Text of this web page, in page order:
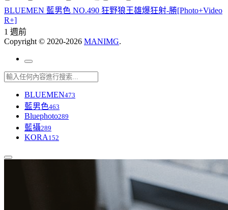
BLUEMEN 藍男色 NO.490 狂野狼王雄爆狂射-勝[Photo+Video
R+]
1 週前
Copyright © 2020-2026 MANIMG.
BLUEMEN473
藍男色463
Bluephoto289
藍攝289
KORA 152